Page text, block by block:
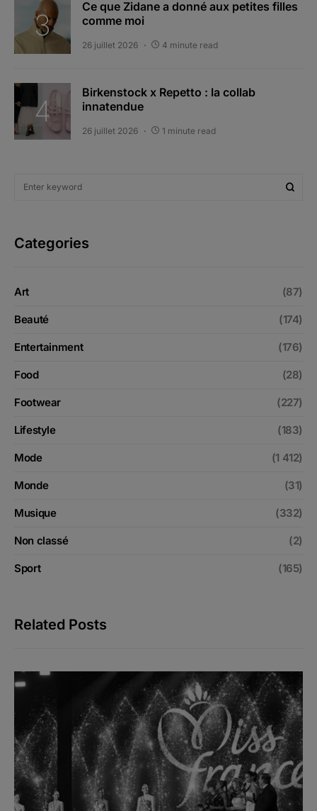
Ce que Zidane a donné aux petites filles
comme moi
26 juillet 2026 4 minute read
Birkenstock x Repetto : la collab
innatendue
26 juillet 2026 1 minute read
Categories
Art (87)
Beauté (174)
Entertainment (176)
Food (28)
Footwear (227)
Lifestyle (183)
Mode (1 412)
Monde (31)
Musique (332)
Non classé (2)
Sport (165)
Related Posts